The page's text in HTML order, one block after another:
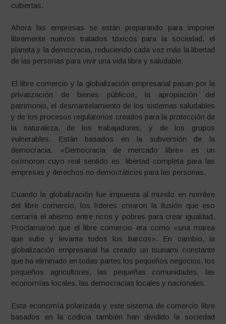
cubiertas.
Ahora las empresas se están preparando para imponer
libremente nuevos tratados tóxicos para la sociedad, el
planeta y la democracia, reduciendo cada vez más la libertad
de las personas para vivir una vida libre y saludable.
El libre comercio y la globalización empresarial pasan por la
privatización de bienes públicos, la apropiación del
patrimonio, el desmantelamiento de los sistemas saludables
y de los procesos regulatorios creados para la protección de
la naturaleza, de los trabajadores, y de los grupos
vulnerables. Están basados en la subversión de la
democracia. «Democracia de mercado libre» es un
oxímoron cuyo real sentido es: libertad completa para las
empresas y derechos no democráticos para las personas.
Cuando la globalización fue impuesta al mundo en nombre
del libre comercio, los líderes crearon la ilusión que eso
cerraría el abismo entre ricos y pobres para crear igualdad.
Proclamaron que el libre comercio era como «una marea
que sube y levanta todos los barcos». En cambio, la
globalización empresarial ha creado un tsunami constante
que ha eliminado en todas partes los pequeños negocios, los
pequeños agricultores, las pequeñas comunidades, las
economías locales, las democracias locales y nacionales.
Esta economía polarizada y este sistema de comercio libre
basados en la codicia también han dividido la sociedad